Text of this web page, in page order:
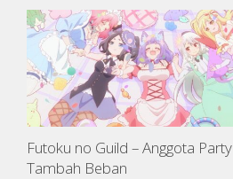
Futoku no Guild – Anggota Party
Tambah Beban